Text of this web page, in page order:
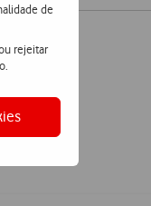
de
rejeitar